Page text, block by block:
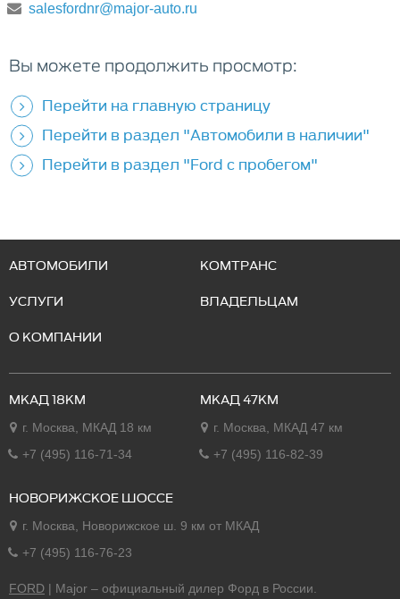
salesfordnr@major-auto.ru
Вы можете продолжить просмотр:
Перейти на главную страницу
Перейти в раздел "Автомобили в наличии"
Перейти в раздел "Ford с пробегом"
АВТОМОБИЛИ
КОМТРАНС
УСЛУГИ
ВЛАДЕЛЬЦАМ
О КОМПАНИИ
МКАД 18КМ
г. Москва, МКАД 18 км
+7 (495) 116-71-34
МКАД 47КМ
г. Москва, МКАД 47 км
+7 (495) 116-82-39
НОВОРИЖСКОЕ ШОССЕ
г. Москва, Новорижское ш. 9 км от МКАД
+7 (495) 116-76-23
FORD | Major – официальный дилер Форд в России.